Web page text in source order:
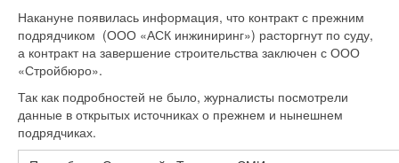
Накануне появилась информация, что контракт с прежним
подрядчиком (ООО «АСК инжиниринг») расторгнут по суду,
а контракт на завершение строительства заключен с ООО
«Стройбюро».
Так как подробностей не было, журналисты посмотрели
данные в открытых источниках о прежнем и нынешнем
подрядчиках.